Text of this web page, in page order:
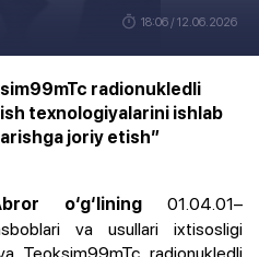
18:06 / 12.06.2026
radionukledli
texnologiyalarini ishlab
joriy etish”
o‘g‘lining 01.04.01–
va usullari ixtisosligi